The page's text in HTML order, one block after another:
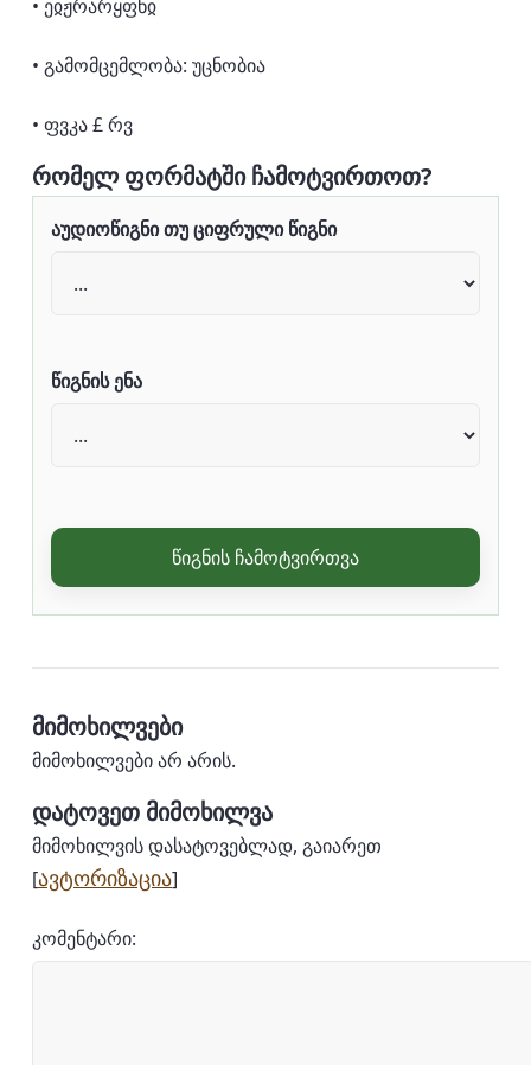
• ეჲჟრარყფნჲ
• გამომცემლობა: უცნობია
• ფვკა £ რვ
რომელ ფორმატში ჩამოტვირთოთ?
აუდიოწიგნი თუ ციფრული წიგნი
წიგნის ენა
წიგნის ჩამოტვირთვა
მიმოხილვები
მიმოხილვები არ არის.
დატოვეთ მიმოხილვა
მიმოხილვის დასატოვებლად, გაიარეთ
[ავტორიზაცია]
კომენტარი: